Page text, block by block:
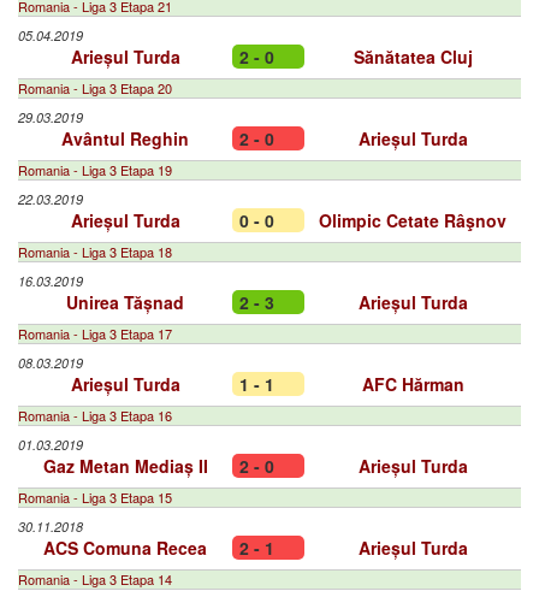
Romania - Liga 3 Etapa 21
05.04.2019
Arieșul Turda 2 - 0 Sănătatea Cluj
Romania - Liga 3 Etapa 20
29.03.2019
Avântul Reghin 2 - 0 Arieșul Turda
Romania - Liga 3 Etapa 19
22.03.2019
Arieșul Turda 0 - 0 Olimpic Cetate Râşnov
Romania - Liga 3 Etapa 18
16.03.2019
Unirea Tășnad 2 - 3 Arieșul Turda
Romania - Liga 3 Etapa 17
08.03.2019
Arieșul Turda 1 - 1 AFC Hărman
Romania - Liga 3 Etapa 16
01.03.2019
Gaz Metan Mediaș II 2 - 0 Arieșul Turda
Romania - Liga 3 Etapa 15
30.11.2018
ACS Comuna Recea 2 - 1 Arieșul Turda
Romania - Liga 3 Etapa 14